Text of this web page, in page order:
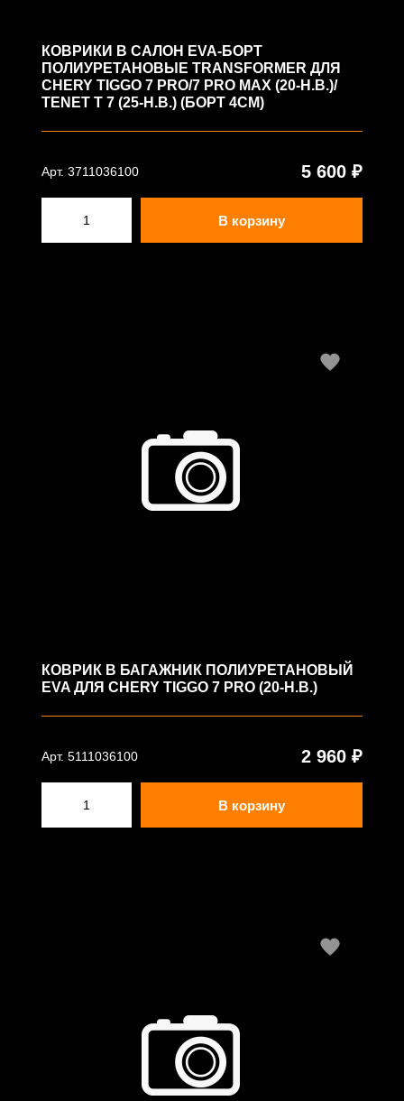
КОВРИКИ В САЛОН EVA-БОРТ
ПОЛИУРЕТАНОВЫЕ TRANSFORMER ДЛЯ
CHERY TIGGO 7 PRO/7 PRO MAX (20-Н.В.)/
TENET T 7 (25-Н.В.) (БОРТ 4СМ)
Арт. 3711036100 5 600 ₽
В корзину
КОВРИК В БАГАЖНИК ПОЛИУРЕТАНОВЫЙ
EVA ДЛЯ CHERY TIGGO 7 PRO (20-Н.В.)
Арт. 5111036100 2 960 ₽
В корзину